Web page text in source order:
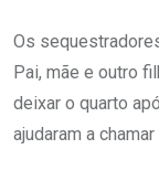
Os
Pai, mãe e outro
deixar o quarto
ajudaram a